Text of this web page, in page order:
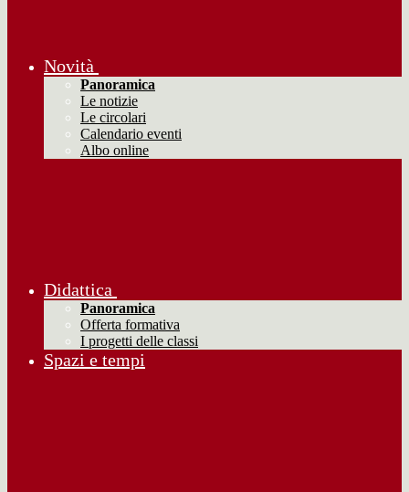
Novità
Panoramica
Le notizie
Le circolari
Calendario eventi
Albo online
Didattica
Panoramica
Offerta formativa
I progetti delle classi
Spazi e tempi